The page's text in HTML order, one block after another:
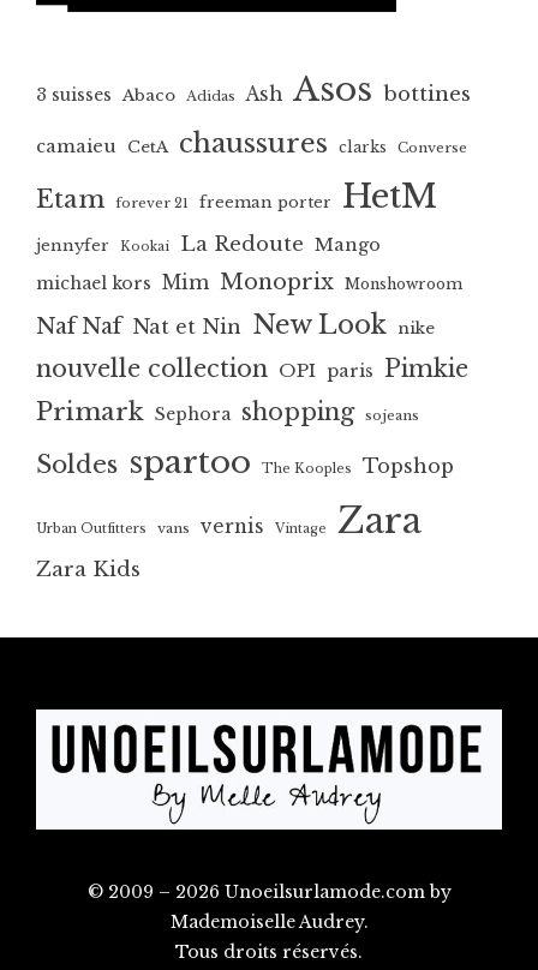
3 suisses Abaco Adidas Ash Asos bottines
camaieu CetA chaussures clarks Converse
Etam forever 21 freeman porter HetM
jennyfer Kookai La Redoute Mango
michael kors Mim Monoprix Monshowroom
Naf Naf Nat et Nin New Look nike
nouvelle collection OPI paris Pimkie
Primark Sephora shopping sojeans
Soldes spartoo The Kooples Topshop
Urban Outfitters vans vernis Vintage Zara
Zara Kids
© 2009 – 2026 Unoeilsurlamode.com by
Mademoiselle Audrey.
Tous droits réservés.